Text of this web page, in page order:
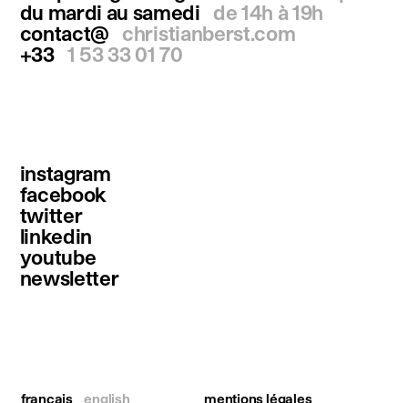
du mardi au samedi
de 14h à 19h
contact@
christianberst.com
+33 1 53 33 01 70
instagram
facebook
twitter
linkedin
youtube
newsletter
français english mentions légales